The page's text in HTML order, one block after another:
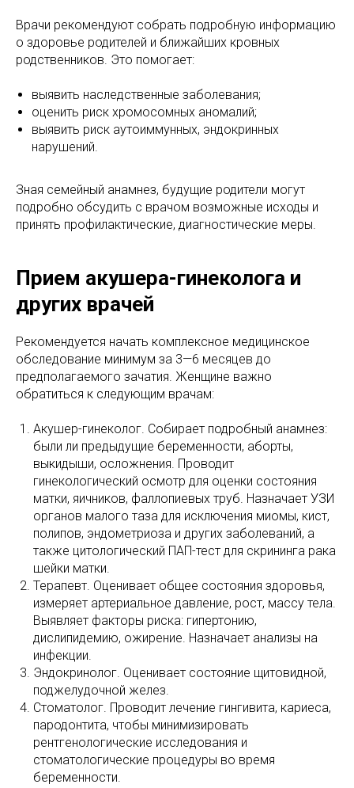
Врачи рекомендуют собрать подробную информацию
о здоровье родителей и ближайших кровных
родственников. Это помогает:
выявить наследственные заболевания;
оценить риск хромосомных аномалий;
выявить риск аутоиммунных, эндокринных
нарушений.
Зная семейный анамнез, будущие родители могут
подробно обсудить с врачом возможные исходы и
принять профилактические, диагностические меры.
Прием акушера-гинеколога и
других врачей
Рекомендуется начать комплексное медицинское
обследование минимум за 3—6 месяцев до
предполагаемого зачатия. Женщине важно
обратиться к следующим врачам:
Акушер-гинеколог. Собирает подробный анамнез:
были ли предыдущие беременности, аборты,
выкидыши, осложнения. Проводит
гинекологический осмотр для оценки состояния
матки, яичников, фаллопиевых труб. Назначает УЗИ
органов малого таза для исключения миомы, кист,
полипов, эндометриоза и других заболеваний, а
также цитологический ПАП-тест для скрининга рака
шейки матки.
Терапевт. Оценивает общее состояния здоровья,
измеряет артериальное давление, рост, массу тела.
Выявляет факторы риска: гипертонию,
дислипидемию, ожирение. Назначает анализы на
инфекции.
Эндокринолог. Оценивает состояние щитовидной,
поджелудочной желез.
Стоматолог. Проводит лечение гингивита, кариеса,
пародонтита, чтобы минимизировать
рентгенологические исследования и
стоматологические процедуры во время
беременности.